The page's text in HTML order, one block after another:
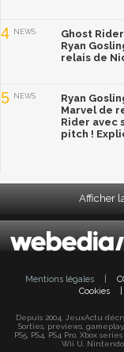
4 NEWS
Ghost
Ryan
relais de
5 NEWS
Ryan
Marvel de
Rider avec
pitch !
Afficher
Mentions légales
Cookies
Depuis 2004, JeuxActu
Sorties, previews,
PS5, PS4, PS4 Pro, Xbox
Wii U, Nintendo